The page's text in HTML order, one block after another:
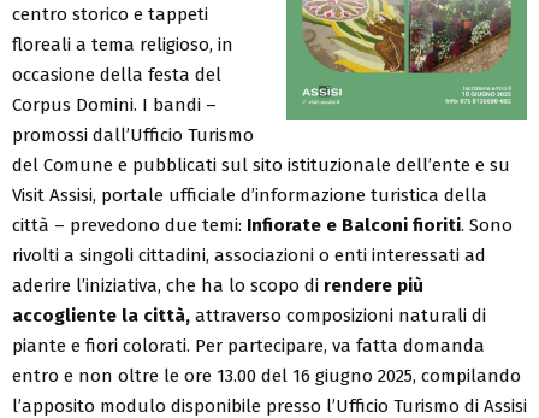
centro storico e tappeti
floreali a tema religioso, in
occasione della festa del
Corpus Domini. I bandi –
promossi dall’Ufficio Turismo
del Comune e pubblicati sul sito istituzionale dell’ente e su
Visit Assisi, portale ufficiale d’informazione turistica della
città – prevedono due temi: Infiorate e Balconi fioriti. Sono
rivolti a singoli cittadini, associazioni o enti interessati ad
aderire l’iniziativa, che ha lo scopo di rendere più
accogliente la città, attraverso composizioni naturali di
piante e fiori colorati. Per partecipare, va fatta domanda
entro e non oltre le ore 13.00 del 16 giugno 2025, compilando
l’apposito modulo disponibile presso l’Ufficio Turismo di Assisi